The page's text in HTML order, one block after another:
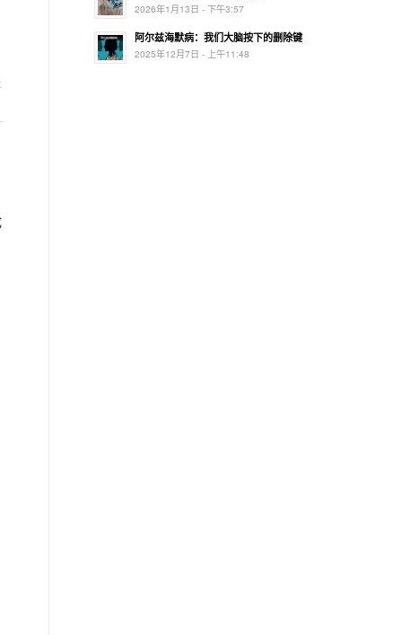
2026年1月13日 - 下午3:57
阿尔兹海默病：我们大脑按下的删除键
2025年12月7日 - 上午11:48